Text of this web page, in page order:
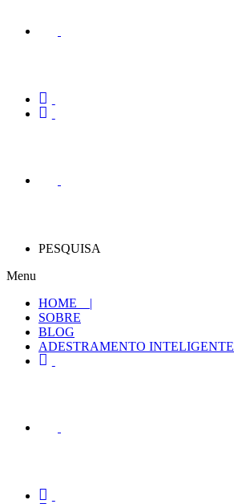
PESQUISA
Menu
HOME |
SOBRE
BLOG
ADESTRAMENTO INTELIGENTE